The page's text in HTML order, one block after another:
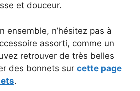
et douceur.
ensemble, n’hésitez pas à
assorti, comme un
retrouver de très belles
des bonnets sur cette page
.